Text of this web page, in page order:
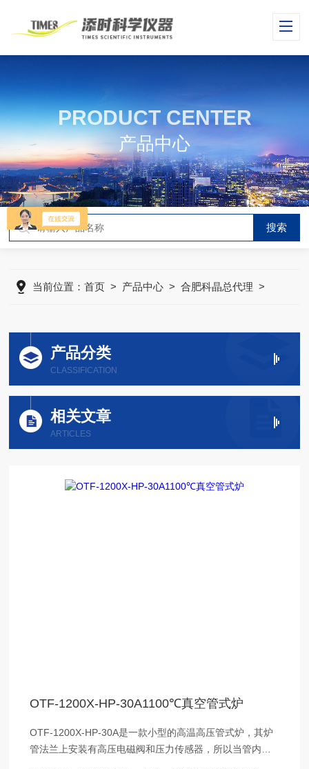
PRODUCT CENTER
产品中心
当前位置：首页 > 产品中心 >合肥科晶总代理 >
产品分类
CLASSIFICATION
相关文章
ARTICLES
OTF-1200X-HP-30A1100℃真空管式炉
OTF-1200X-HP-30A是一款小型的高温高压管式炉，其炉
管法兰上安装有高压电磁阀和压力传感器，所以当管内气